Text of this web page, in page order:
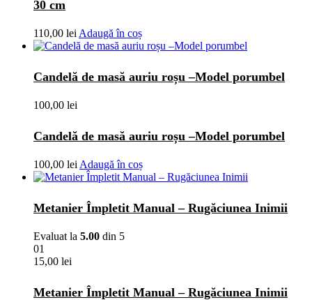
30 cm
110,00 lei Adaugă în coș
Candelă de masă auriu roșu –Model porumbel
100,00 lei
Candelă de masă auriu roșu –Model porumbel
100,00 lei Adaugă în coș
Metanier Împletit Manual – Rugăciunea Inimii
Evaluat la 5.00 din 5
01
15,00 lei
Metanier Împletit Manual – Rugăciunea Inimii